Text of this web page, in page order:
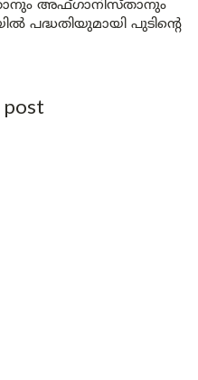
അഫ്ഗാനിസ്താനും
പദ്ധതിയുമായി പുടിന്റെ
post